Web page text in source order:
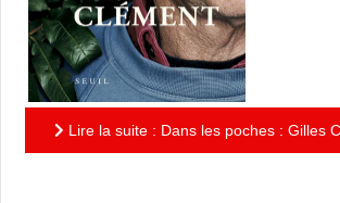
Lire la suite : Dans les poches : Gilles